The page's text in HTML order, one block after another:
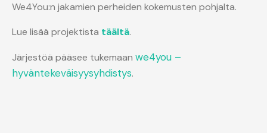
We4You:n jakamien perheiden kokemusten pohjalta.
Lue lisää projektista täältä.
Järjestöä pääsee tukemaan we4you –
hyväntekeväisyysyhdistys.